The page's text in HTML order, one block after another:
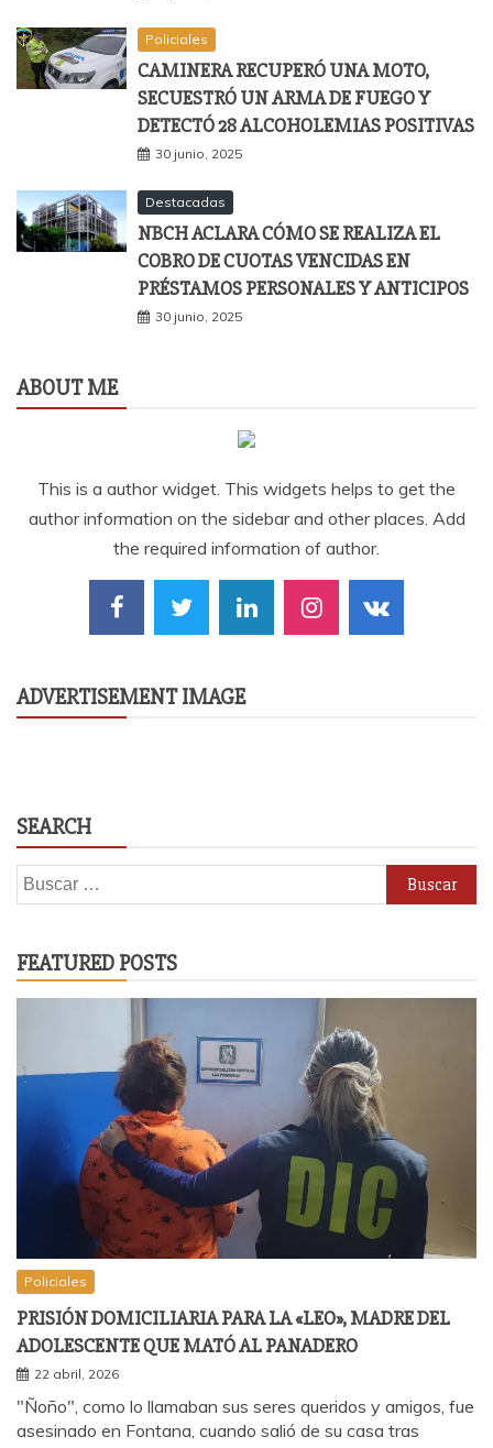
Policiales
CAMINERA RECUPERÓ UNA MOTO,
SECUESTRÓ UN ARMA DE FUEGO Y
DETECTÓ 28 ALCOHOLEMIAS POSITIVAS
30 junio, 2025
Destacadas
NBCH ACLARA CÓMO SE REALIZA EL
COBRO DE CUOTAS VENCIDAS EN
PRÉSTAMOS PERSONALES Y ANTICIPOS
30 junio, 2025
ABOUT ME
This is a author widget. This widgets helps to get the
author information on the sidebar and other places. Add
the required information of author.
ADVERTISEMENT IMAGE
SEARCH
Buscar:
FEATURED POSTS
Policiales
PRISIÓN DOMICILIARIA PARA LA «LEO», MADRE DEL
ADOLESCENTE QUE MATÓ AL PANADERO
22 abril, 2026
"Ñoño", como lo llamaban sus seres queridos y amigos, fue
asesinado en Fontana, cuando salió de su casa tras